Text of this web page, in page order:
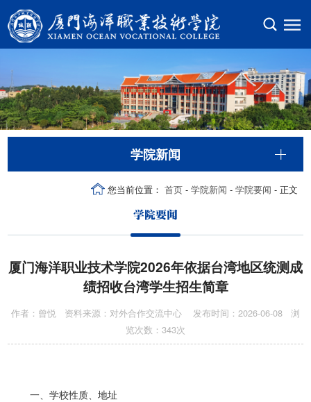
学院新闻
学院要闻
您当前位置： 首页- 学院新闻 - 学院要闻 - 正文
厦门海洋职业技术学院2026年依据台湾地区统测成
绩招收台湾学生招生简章
作者：曾悦 资料来源：对外合作交流中心 发布时间：2026-06-08 浏
览次数： 343次
一、学校性质、地址